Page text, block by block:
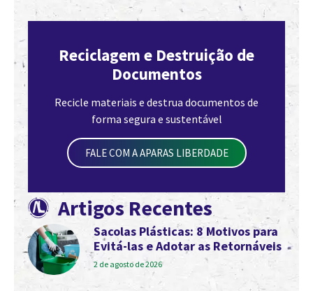
Reciclagem e Destruição de
Documentos
Recicle materiais e destrua documentos de
forma segura e sustentável
FALE COM A APARAS LIBERDADE
Artigos Recentes
Sacolas Plásticas: 8 Motivos para
Evitá-las e Adotar as Retornáveis
2 de agosto de 2026